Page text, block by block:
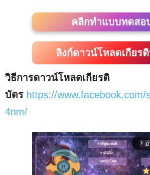
คลิกทำแบบทดสอ
ลิงก์ดาวน์โหลดเกียร
วิธีการดาวน์โหลดเกียรติ
บัตร https://www.facebook.com/
4nm/
arrow_forward_ios